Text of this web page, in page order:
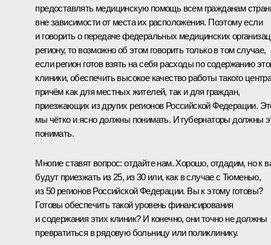
предоставлять медицинскую помощь всем гражданам
вне зависимости от места их расположения. Поэтому если
и говорить о передаче федеральных медицинских
региону, то возможно об этом говорить только в том случае,
если регион готов взять на себя расходы по содержанию
клиники, обеспечить высокое качество работы такого
причём как для местных жителей, так и для граждан,
приезжающих из других регионов Российской Федерации.
мы чётко и ясно должны понимать. И губернаторы должны
понимать.
Многие ставят вопрос: отдайте нам. Хорошо, отдадим, но к
будут приезжать из 25, из 30 или, как в случае с Тюменью,
из 50 регионов Российской Федерации. Вы к этому готовы?
Готовы обеспечить такой уровень финансирования
и содержания этих клиник? И конечно, они точно не должны
превратиться в рядовую больницу или поликлинику.